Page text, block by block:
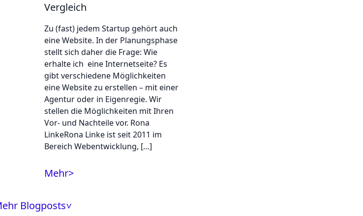
Vergleich
Zu (fast) jedem Startup gehört auch
eine Website. In der Planungsphase
stellt sich daher die Frage: Wie
erhalte ich eine Internetseite? Es
gibt verschiedene Möglichkeiten
eine Website zu erstellen – mit einer
Agentur oder in Eigenregie. Wir
stellen die Möglichkeiten mit Ihren
Vor- und Nachteile vor. Rona
LinkeRona Linke ist seit 2011 im
Bereich Webentwicklung, […]
Mehr>
Blogposts>